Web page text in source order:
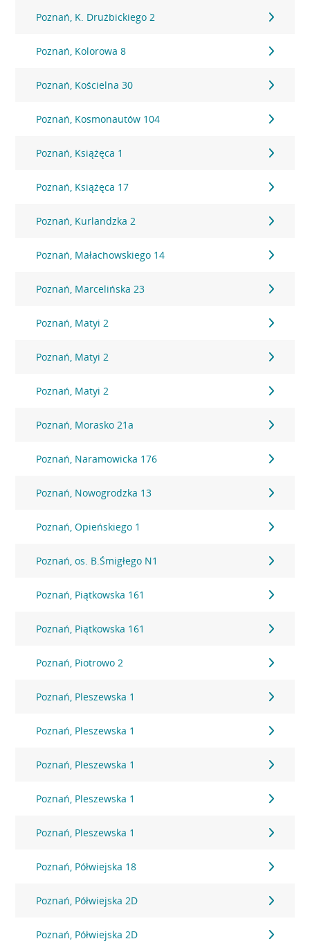
Poznań, K. Drużbickiego 2
Poznań, Kolorowa 8
Poznań, Kościelna 30
Poznań, Kosmonautów 104
Poznań, Książęca 1
Poznań, Książęca 17
Poznań, Kurlandzka 2
Poznań, Małachowskiego 14
Poznań, Marcelińska 23
Poznań, Matyi 2
Poznań, Matyi 2
Poznań, Matyi 2
Poznań, Morasko 21a
Poznań, Naramowicka 176
Poznań, Nowogrodzka 13
Poznań, Opieńskiego 1
Poznań, os. B.Śmigłego N1
Poznań, Piątkowska 161
Poznań, Piątkowska 161
Poznań, Piotrowo 2
Poznań, Pleszewska 1
Poznań, Pleszewska 1
Poznań, Pleszewska 1
Poznań, Pleszewska 1
Poznań, Pleszewska 1
Poznań, Półwiejska 18
Poznań, Półwiejska 2D
Poznań, Półwiejska 2D